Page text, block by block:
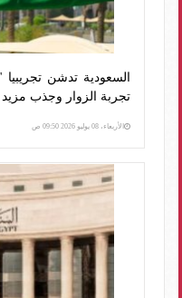
السعودية تدشن تجريبيا
تجربة الزوار وجذب
الأربعاء، 08 يوليو 2026 09:50 ص